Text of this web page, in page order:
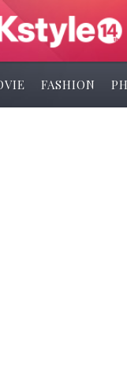
FASHION